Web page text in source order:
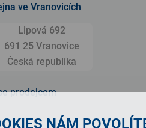
NÁM
ve Vranovicích
Lipová 692
691 25 Vranovice
Česká republika
prodejcem